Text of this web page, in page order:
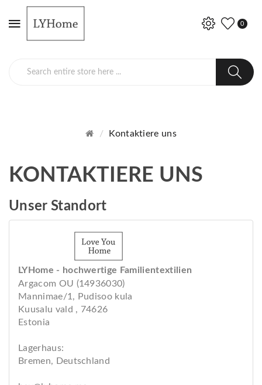
0
Kontaktiere uns
KONTAKTIERE UNS
Unser Standort
LYHome - hochwertige Familientextilien
Argacom OU (14936030)
Mannimae/1, Pudisoo kula
Kuusalu vald , 74626
Estonia
Lagerhaus:
Bremen, Deutschland